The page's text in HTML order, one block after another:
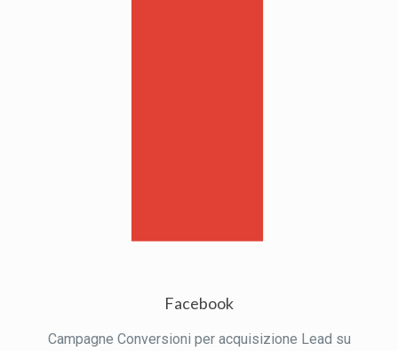
Facebook
Campagne Conversioni per acquisizione Lead su